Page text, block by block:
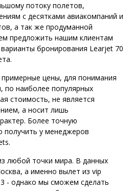
потоку полетов,
с десятками авиакомпаний и
а так же продуманной
предложить нашим клиентам
бронирования Learjet 70
цены, для понимания
по наиболее популярных
стоимость, не является
а носит лишь
Более точную
у менеджеров
любой точки мира. В данных
а именно вылет из vip
- однако мы сможем сделать